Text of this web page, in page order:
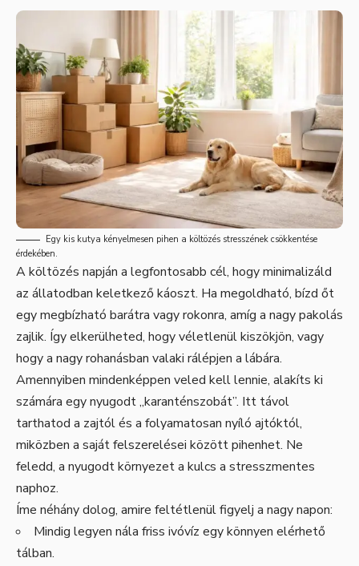
Egy kis kutya kényelmesen pihen a költözés stresszének csökkentése
érdekében.
A költözés napján a legfontosabb cél, hogy minimalizáld
az állatodban keletkező káoszt. Ha megoldható, bízd őt
egy megbízható barátra vagy rokonra, amíg a nagy pakolás
zajlik. Így elkerülheted, hogy véletlenül kiszökjön, vagy
hogy a nagy rohanásban valaki rálépjen a lábára.
Amennyiben mindenképpen veled kell lennie, alakíts ki
számára egy nyugodt „karanténszobát”. Itt távol
tarthatod a zajtól és a folyamatosan nyíló ajtóktól,
miközben a saját felszerelései között pihenhet. Ne
feledd, a nyugodt környezet a kulcs a stresszmentes
naphoz.
Íme néhány dolog, amire feltétlenül figyelj a nagy napon:
Mindig legyen nála friss ivóvíz egy könnyen elérhető
tálban.